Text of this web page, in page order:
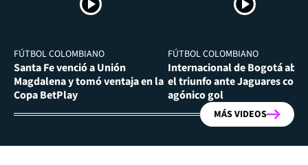
FÚTBOL COLOMBIANO
Santa Fe venció a Unión
Magdalena y tomó ventaja en la
Copa BetPlay
FÚTBOL COLOMBIANO
Internacional de Bogotá
el triunfo ante Jaguares con
agónico gol
MÁS VIDEOS